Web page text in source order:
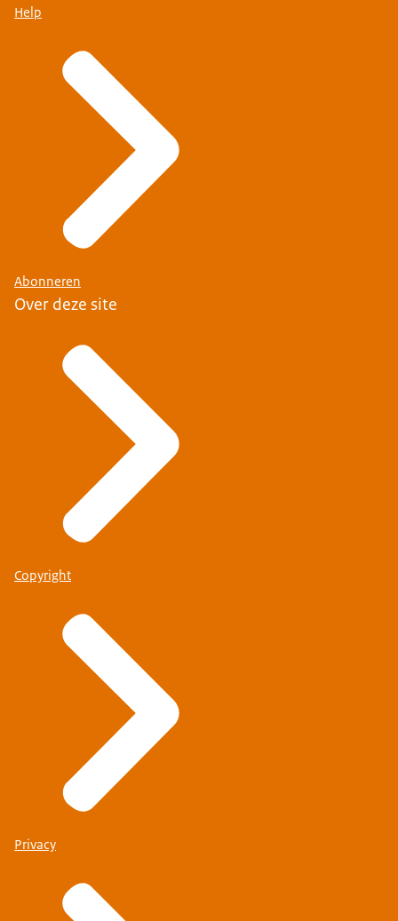
Help
Abonneren
Over deze site
Copyright
Privacy